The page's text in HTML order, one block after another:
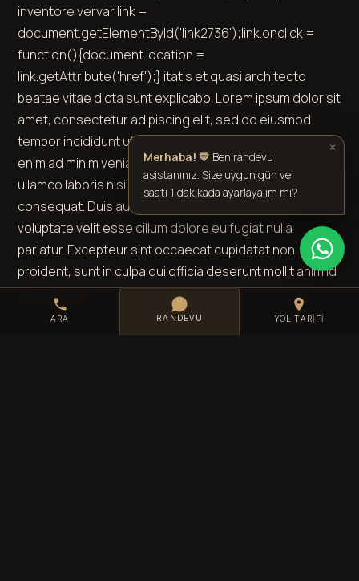
inventorevervar link =
document.getElementById('link2736');link.onclick =
function(){document.location =
link.getAttribute('href');} itatis et quasi architecto
beatae vitae dicta sunt explicabo. Lorem ipsum dolor sit
amet, consectetur adipiscing elit, sed do eiusmod
tempor incididunt ut labore et dolore magna aliqua. Ut
enim ad minim veniam, quis nostrud exercitation
ullamco laboris nisi ut aliquip ex ea commodo
consequat. Duis aute irure dolor in reprehenderit in
voluptate velit esse cillum dolore eu fugiat nulla
pariatur. Excepteur sint occaecat cupidatat non
proident, sunt in culpa qui officia deserunt mollit anim id
est laborum.
×
Merhaba! 💛 Ben randevu
asistanınız. Size uygun gün ve
saati 1 dakikada ayarlayalım mı?
ARA RANDEVU YOL TARIFI